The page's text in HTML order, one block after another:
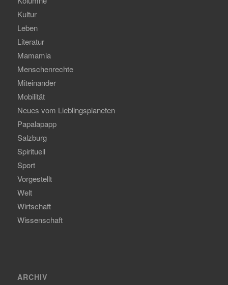
Kultur
Leben
Literatur
Mamamia
Menschenrechte
Miteinander
Mobilität
Neues vom Lieblingsplaneten
Papalapapp
Salzburg
Spirituell
Sport
Vorgestellt
Welt
Wirtschaft
Wissenschaft
ARCHIV